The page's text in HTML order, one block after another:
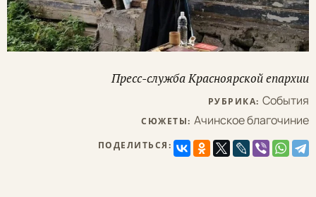
Пресс-служба Красноярской епархии
РУБРИКА: События
СЮЖЕТЫ: Ачинское благочиние
ПОДЕЛИТЬСЯ: